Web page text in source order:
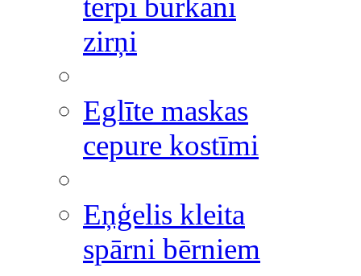
tērpi burkāni
zirņi
Eglīte maskas
cepure kostīmi
Eņģelis kleita
spārni bērniem